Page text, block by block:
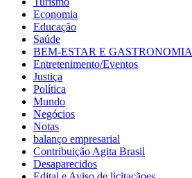
Economia
Educação
Saúde
BEM-ESTAR E GASTRONOMIA
Entretenimento/Eventos
Justiça
Política
Mundo
Negócios
Notas
balanço empresarial
Contribuição Agita Brasil
Desaparecidos